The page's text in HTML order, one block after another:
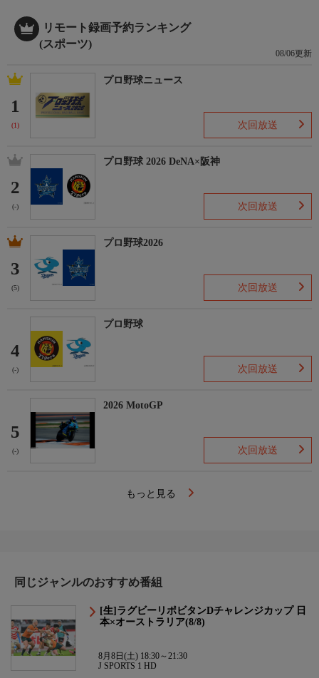
リモート録画予約ランキング
(スポーツ)
08/06更新
1
(1)
プロ野球ニュース
次回放送
2
(-)
プロ野球 2026 DeNA×阪神
次回放送
3
(5)
プロ野球2026
次回放送
4
(-)
プロ野球
次回放送
5
(-)
2026 MotoGP
次回放送
もっと見る
同じジャンルのおすすめ番組
[生]ラグビーリポビタンDチャレンジカップ 日
本×オーストラリア(8/8)
8月8日(土) 18:30～21:30
J SPORTS 1 HD